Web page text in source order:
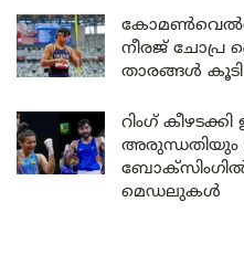
നീരജ് ചോപ്ര
താരങ്ങൾ
റിംഗ്
അരുന്ധതിയും
ബോക്സിംഗിൽ
മെഡലുകൾ